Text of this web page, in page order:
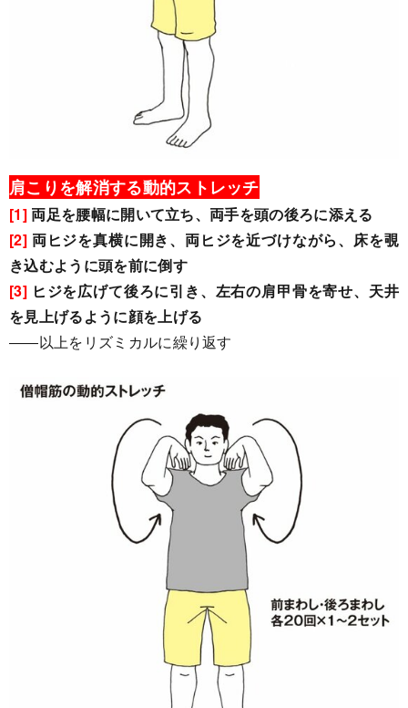
肩こりを解消する動的ストレッチ
[1]両足を腰幅に開いて立ち、両手を頭の後ろに添える
[2]両ヒジを真横に開き、両ヒジを近づけながら、床を覗
き込むように頭を前に倒す
[3]ヒジを広げて後ろに引き、左右の肩甲骨を寄せ、天井
を見上げるように顔を上げる
――以上をリズミカルに繰り返す